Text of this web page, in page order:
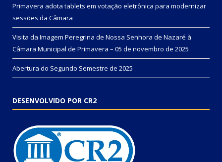
Primavera adota tablets em votação eletrônica para modernizar
sessões da Câmara
Visita da Imagem Peregrina de Nossa Senhora de Nazaré à
Câmara Municipal de Primavera – 05 de novembro de 2025
Abertura do Segundo Semestre de 2025
DESENVOLVIDO POR CR2